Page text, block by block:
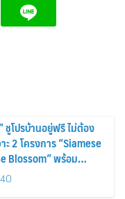
ชูโปรบ้านอยู่ฟรี ไม่ต้อง
ะ 2 โครงการ “Siamese
Blossom” พร้อม
ศษถึง 31 สิงหาคม